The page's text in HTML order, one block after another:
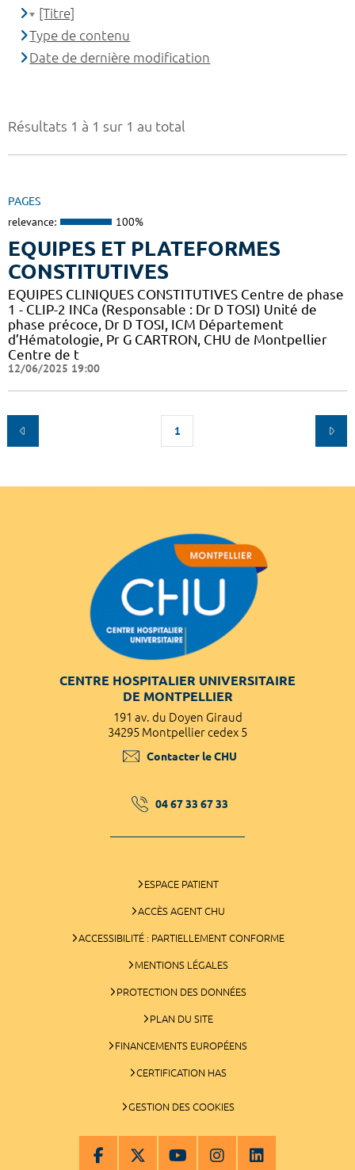
Résultats 1 à 1 sur 1 au total
PAGES
relevance: 100%
EQUIPES ET PLATEFORMES
CONSTITUTIVES
EQUIPES CLINIQUES CONSTITUTIVES Centre de phase
1 - CLIP-2 INCa (Responsable : Dr D TOSI) Unité de
phase précoce, Dr D TOSI, ICM Département
d’Hématologie, Pr G CARTRON, CHU de Montpellier
Centre de t
12/06/2025 19:00
1
[Titre]
Type de contenu
Date de dernière modification
CENTRE HOSPITALIER UNIVERSITAIRE
DE MONTPELLIER
191 av. du Doyen Giraud
34295 Montpellier cedex 5
Contacter le CHU
04 67 33 67 33
ESPACE PATIENT
ACCÈS AGENT CHU
ACCESSIBILITÉ : PARTIELLEMENT CONFORME
MENTIONS LÉGALES
PROTECTION DES DONNÉES
PLAN DU SITE
FINANCEMENTS EUROPÉENS
CERTIFICATION HAS
GESTION DES COOKIES